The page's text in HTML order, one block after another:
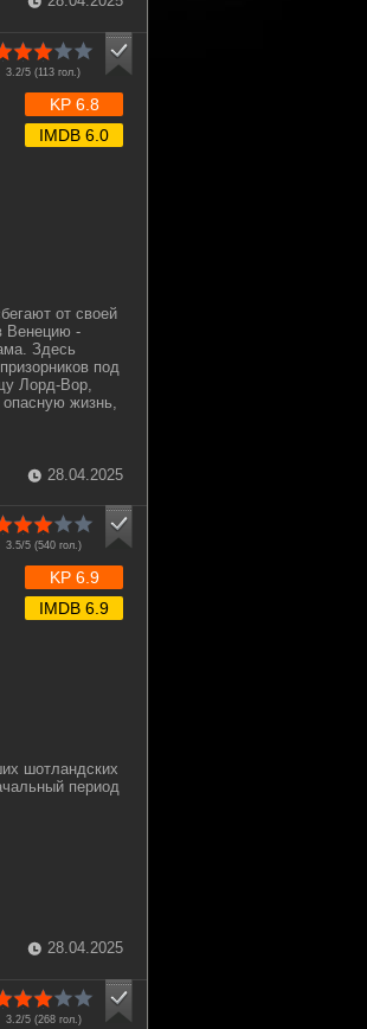
3.2/5 (113 гол.)
KP 6.8
IMDB 6.0
от своей
Венецию -
Здесь
под
Лорд-Вор,
жизнь,
28.04.2025
3.5/5 (540гол.)
KP 6.9
IMDB 6.9
шотландских
период
28.04.2025
3.2/5 (268гол.)